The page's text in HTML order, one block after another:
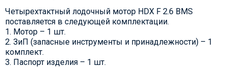
Четырехтактный лодочный мотор HDX F 2.6 BMS
поставляется в следующей комплектации.
1. Мотор – 1 шт.
2. ЗиП (запасные инструменты и принадлежности) – 1
комплект.
3. Паспорт изделия – 1 шт.